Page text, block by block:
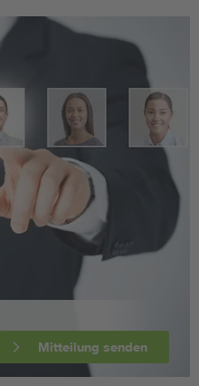
Mitteilung senden